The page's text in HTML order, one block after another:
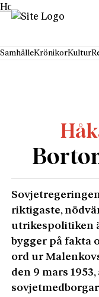
Hoppa till innehåll
SamhälleKrönikorKultur
riktigaste,
utrikespolitiken
bygger på fakta
ord ur
den 9 mars